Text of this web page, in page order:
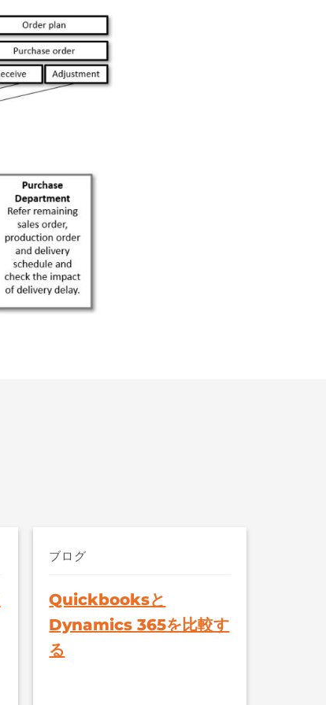
ブログ
Quickbooksと
Dynamics 365を比較す
る